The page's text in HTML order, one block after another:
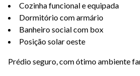
Cozinha funcional e equipada
Dormitório com armário
Banheiro social com box
Posição solar oeste
Prédio seguro, com ótimo ambiente